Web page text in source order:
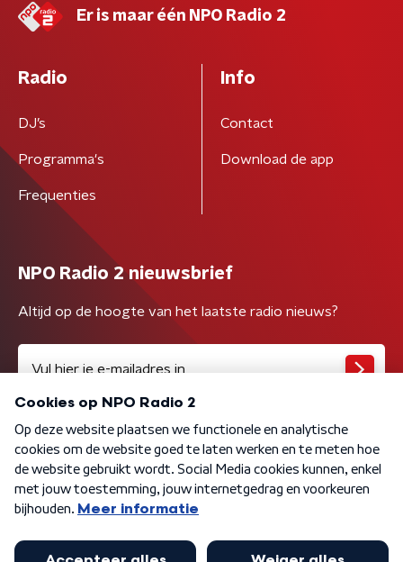
Er is maar één NPO Radio 2
Radio
DJ’s
Programma's
Frequenties
Info
Contact
Download de app
NPO Radio 2 nieuwsbrief
Altijd op de hoogte van het laatste radio nieuws?
Algemene voorwaarden